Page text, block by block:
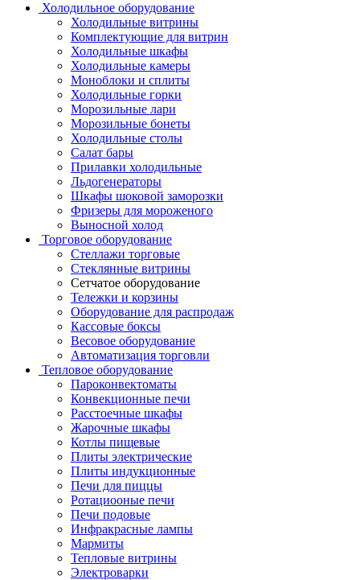
Холодильное оборудование
Холодильные витрины
Комплектующие для витрин
Холодильные шкафы
Холодильные камеры
Моноблоки и сплиты
Холодильные горки
Морозильные лари
Морозильные бонеты
Холодильные столы
Салат бары
Прилавки холодильные
Льдогенераторы
Шкафы шоковой заморозки
Фризеры для мороженого
Выносной холод
Торговое оборудование
Стеллажи торговые
Стеклянные витрины
Сетчатое оборудование
Тележки и корзины
Оборудование для распродаж
Кассовые боксы
Весовое оборудование
Автоматизация торговли
Тепловое оборудование
Пароконвектоматы
Конвекционные печи
Расстоечные шкафы
Жарочные шкафы
Котлы пищевые
Плиты электрические
Плиты индукционные
Печи для пиццы
Ротациооные печи
Печи подовые
Инфракрасные лампы
Мармиты
Тепловые витрины
Электроварки